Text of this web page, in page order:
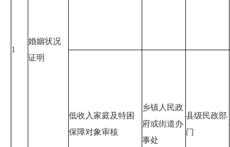
1
婚姻状况
证明
低收入家庭及特困
保障对象审核
乡镇人民政
府或街道办
事处
县级民政部
门